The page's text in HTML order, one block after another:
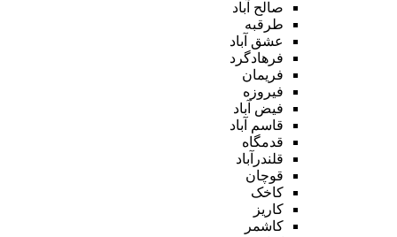
صالح آباد
طرقبه
عشق آباد
فرهادگرد
فریمان
فیروزه
فیض آباد
قاسم آباد
قدمگاه
قلندرآباد
قوچان
کاخک
کاریز
کاشمر